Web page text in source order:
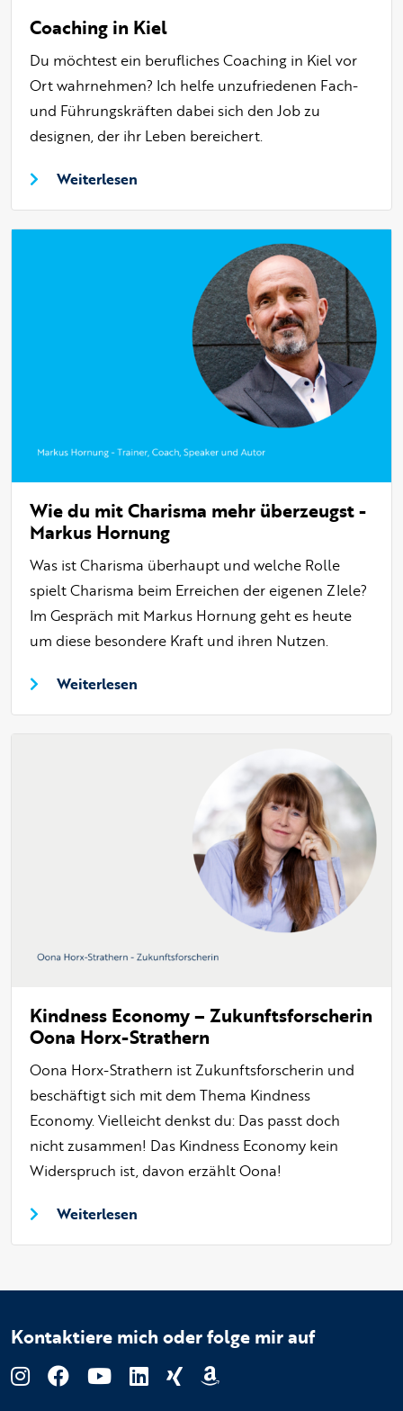
Coaching in Kiel
Du möchtest ein berufliches Coaching in Kiel vor
Ort wahrnehmen? Ich helfe unzufriedenen Fach-
und Führungskräften dabei sich den Job zu
designen, der ihr Leben bereichert.
Weiterlesen
Wie du mit Charisma mehr überzeugst -
Markus Hornung
Was ist Charisma überhaupt und welche Rolle
spielt Charisma beim Erreichen der eigenen ZIele?
Im Gespräch mit Markus Hornung geht es heute
um diese besondere Kraft und ihren Nutzen.
Weiterlesen
Kindness Economy – Zukunftsforscherin
Oona Horx-Strathern
Oona Horx-Strathern ist Zukunftsforscherin und
beschäftigt sich mit dem Thema Kindness
Economy. Vielleicht denkst du: Das passt doch
nicht zusammen! Das Kindness Economy kein
Widerspruch ist, davon erzählt Oona!
Weiterlesen
Kontaktiere mich oder folge mir auf